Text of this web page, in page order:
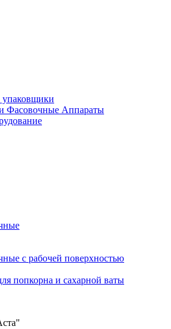
Фасовочные Аппараты
с рабочей поверхностью
попкорна и сахарной ваты